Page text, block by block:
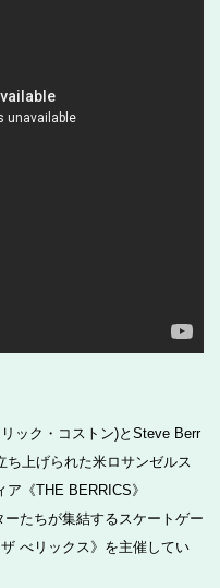
ック・コストン)とSteve Berr
ち上げられた米ロサンゼルス
《THE BERRICS》
たちが集結するスケートゲー
べリックス》を主催してい